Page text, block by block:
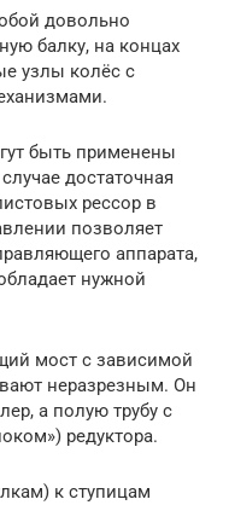
довольно
балку, на концах
узлы колёс с
быть применены
достаточная
рессор в
позволяет
аппарата,
нужной
мост с зависимой
неразрезным. Он
а полую трубу с
редуктора.
к ступицам